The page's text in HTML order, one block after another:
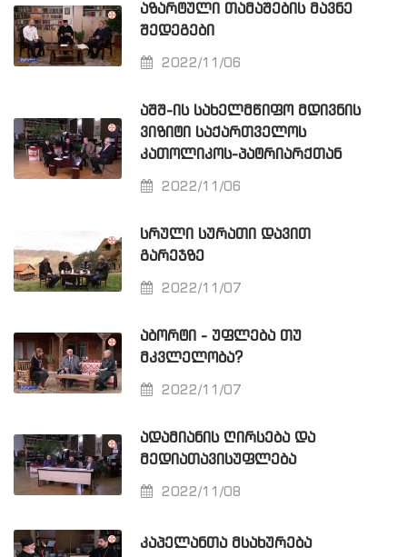
ᲐᲖᲐᲠᲢᲣᲚᲘ ᲗᲐᲛᲐᲨᲔᲑᲘᲡ ᲛᲐᲕᲜᲔ
ᲨᲔᲓᲔᲒᲔᲑᲘ
2022/11/06
ᲐᲨᲨ-ᲘᲡ ᲡᲐᲮᲔᲚᲛᲬᲘᲤᲝ ᲛᲓᲘᲕᲜᲘᲡ
ᲕᲘᲖᲘᲢᲘ ᲡᲐᲥᲐᲠᲗᲕᲔᲚᲝᲡ
ᲙᲐᲗᲝᲚᲘᲙᲝᲡ-ᲞᲐᲢᲠᲘᲐᲠᲥᲗᲐᲜ
2022/11/06
ᲡᲠᲣᲚᲘ ᲡᲣᲠᲐᲗᲘ ᲓᲐᲕᲘᲗ
ᲒᲐᲠᲔᲯᲖᲔ
2022/11/07
ᲐᲑᲝᲠᲢᲘ - ᲣᲤᲚᲔᲑᲐ ᲗᲣ
ᲛᲙᲕᲚᲔᲚᲝᲑᲐ?
2022/11/07
ᲐᲓᲐᲛᲘᲐᲜᲘᲡ ᲦᲘᲠᲡᲔᲑᲐ ᲓᲐ
ᲛᲔᲓᲘᲐᲗᲐᲕᲘᲡᲣᲤᲚᲔᲑᲐ
2022/11/08
ᲙᲐᲞᲔᲚᲐᲜᲗᲐ ᲛᲡᲐᲮᲣᲠᲔᲑᲐ